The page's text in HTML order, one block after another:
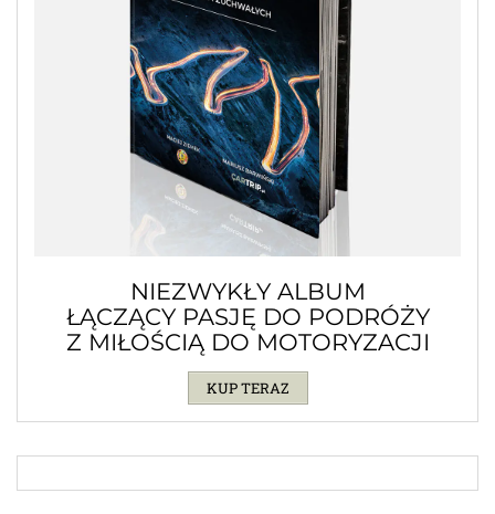
NIEZWYKŁY ALBUM
ŁĄCZĄCY PASJĘ DO PODRÓŻY
Z MIŁOŚCIĄ DO MOTORYZACJI
KUP TERAZ